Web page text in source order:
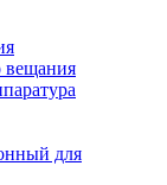
вещания
для